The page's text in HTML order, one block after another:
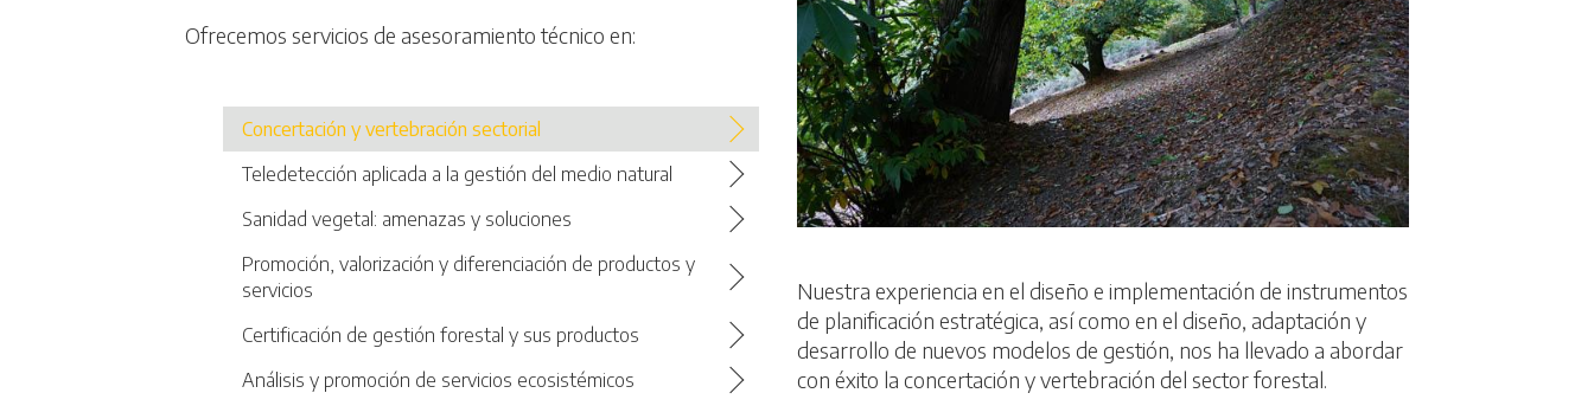
Ofrecemos servicios de asesoramiento técnico en:
Concertación y vertebración sectorial
Teledetección aplicada a la gestión del medio natural
Sanidad vegetal: amenazas y soluciones
Promoción, valorización y diferenciación de productos y
servicios
Certificación de gestión forestal y sus productos
Análisis y promoción de servicios ecosistémicos
Nuestra experiencia en el diseño e implementación de instrumentos
de planificación estratégica, así como en el diseño, adaptación y
desarrollo de nuevos modelos de gestión, nos ha llevado a abordar
con éxito la concertación y vertebración del sector forestal.